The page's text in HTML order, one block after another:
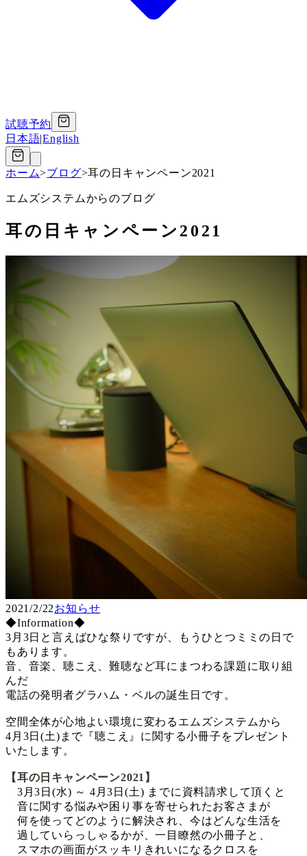
試聴予約
日本語|English
ホーム>ブログ>耳の日キャンペーン2021
エムズシステムからのブログ
耳の日キャンペーン2021
2021/2/22お知らせ
◆Information◆
3月3日と言えばひな祭りですが、もうひとつミミの日で
もあります。
音、音楽、聴こえ、難聴など耳にまつわる課題に取り組
んだ
電話の発明者グラハム・ベルの誕生日です。
空間全体が心地よい環境に変わるエムズシステムから
4月3日(土)まで『聴こえ』に関する小冊子をプレゼント
いたします。
【耳の日キャンペーン2021】
3月3日(水) ～ 4月3日(土) までに資料請求して頂くと
音に関する悩みや困り事を寄せられたお客さまが
何を使ってどのように解決され、今はどんな生活を
過していらっしゃるかが、一目瞭然の小冊子と、
スマホの画面がスッキリきれいになるクロスを